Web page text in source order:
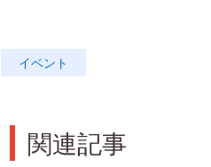
イベント
関連記事